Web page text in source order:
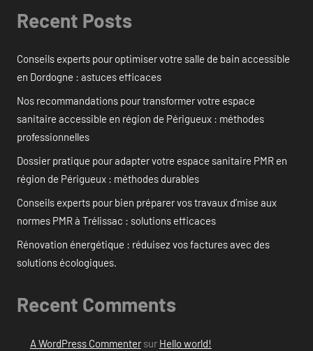
Recent Posts
Conseils experts pour optimiser votre salle de bain accessible
en Dordogne : astuces efficaces
Nos recommandations pour transformer votre espace
sanitaire accessible en région de Périgueux : méthodes
professionnelles
Dossier pratique pour adapter votre espace sanitaire PMR en
région de Périgueux : méthodes durables
Conseils experts pour bien préparer vos travaux d’mise aux
normes PMR à Trélissac : solutions efficaces
Rénovation énergétique : réduisez vos factures avec des
solutions écologiques.
Recent Comments
A WordPress Commentersur Hello world!